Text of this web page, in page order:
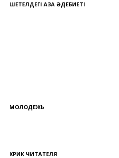
ШЕТЕЛДЕГІ ҚАЗАҚ ӘДЕБИЕТІ
МОЛОДЕЖЬ
КРИК ЧИТАТЕЛЯ